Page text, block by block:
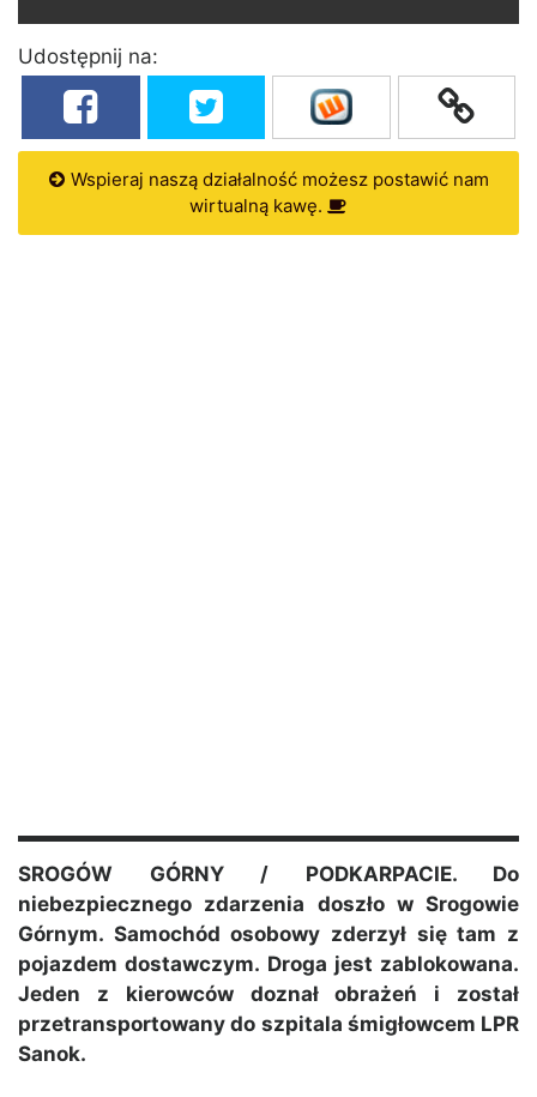
Udostępnij na:
Wspieraj naszą działalność możesz postawić nam
wirtualną kawę.
SROGÓW GÓRNY / PODKARPACIE. Do
niebezpiecznego zdarzenia doszło w Srogowie
Górnym. Samochód osobowy zderzył się tam z
pojazdem dostawczym. Droga jest zablokowana.
Jeden z kierowców doznał obrażeń i został
przetransportowany do szpitala śmigłowcem LPR
Sanok.